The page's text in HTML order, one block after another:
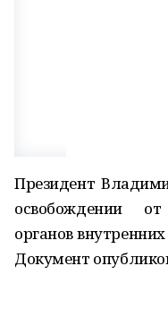
Президент
освобождении
органов
Документ